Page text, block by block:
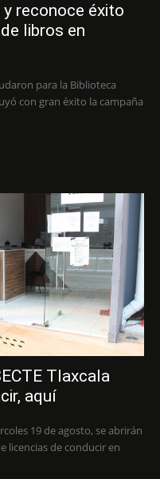
reconoce éxito
libros en
para la Biblioteca
Tlaxcala
aquí
19 de agosto, se abrirán
licencias de conducir en